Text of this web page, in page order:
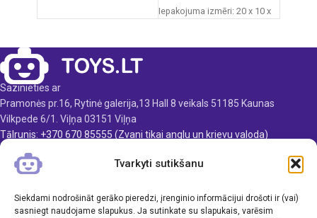
Tvarkyti sutikšanu
Siekdami nodrošināt gerāko pieredzi, įrenginio informācijui drošoti ir (vai)
sasniegt naudojame slapukus. Ja sutinkate su slapukais, varēsim
plastmasa
Ieteicamais vecums: no 3
gadiem.
Iepakojuma izmēri: 20 x 10 x
Produkta materiāls:
Sazinieties ar
Pramonės pr.16, Rytinė galerija,13 Hall 8 veikals 51185 Kaunas
Vilkpede 6/1. Viļņa 03151 Viļņa
Tālrunis: +370 670 85555 (Zvani tikai anglu un krievu valoda)
E-pasts: info@toys.lt
KLIENTAMS